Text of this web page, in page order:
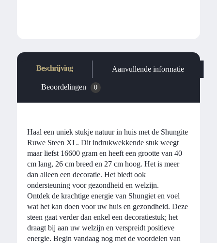
Beschrijving Aanvullende informatie
Beoordelingen 0
Haal een uniek stukje natuur in huis met de Shungite
Ruwe Steen XL. Dit indrukwekkende stuk weegt
maar liefst 16600 gram en heeft een grootte van 40
cm lang, 26 cm breed en 27 cm hoog. Het is meer
dan alleen een decoratie. Het biedt ook
ondersteuning voor gezondheid en welzijn.
Ontdek de krachtige energie van Shungiet en voel
wat het kan doen voor uw huis en gezondheid. Deze
steen gaat verder dan enkel een decoratiestuk; het
draagt bij aan uw welzijn en verspreidt positieve
energie. Begin vandaag nog met de voordelen van